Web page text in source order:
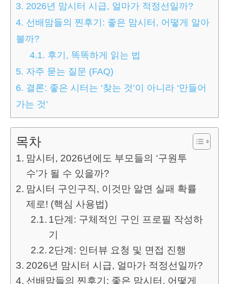
3. 2026년 맘시터 시급, 얼마가 적정선일까?
4. 선배맘들의 찐후기: 좋은 맘시터, 어떻게 알아
볼까?
4.1. 후기, 똑똑하게 읽는 법
5. 자주 묻는 질문 (FAQ)
6. 결론: 좋은 시터는 ‘찾는 것’이 아니라 ‘만들어
가는 것’
목차
맘시터, 2026년에도 부모들의 ‘구원투
수’가 될 수 있을까?
맘시터 구인구직, 이것만 알면 실패 확률
제로! (핵심 사용법)
1단계: 구체적인 구인 프로필 작성하
기
2단계: 인터뷰 요청 및 면접 진행
2026년 맘시터 시급, 얼마가 적정선일까?
선배맘들의 찐후기: 좋은 맘시터, 어떻게